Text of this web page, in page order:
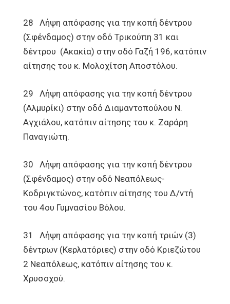
28 Λήψη απόφασης για την κοπή δέντρου
(Σφένδαμος) στην οδό Τρικούπη 31 και
δέντρου (Ακακία) στην οδό Γαζή 196, κατόπιν
αίτησης του κ. Μολοχίτση Αποστόλου.
29 Λήψη απόφασης για την κοπή δέντρου
(Αλμυρίκι) στην οδό Διαμαντοπούλου Ν.
Αγχιάλου, κατόπιν αίτησης του κ. Ζαράρη
Παναγιώτη.
30 Λήψη απόφασης για την κοπή δέντρου
(Σφένδαμος) στην οδό Νεαπόλεως-
Κοδριγκτώνος, κατόπιν αίτησης του Δ/ντή
του 4ου Γυμνασίου Βόλου.
31 Λήψη απόφασης για την κοπή τριών (3)
δέντρων (Κερλατόριες) στην οδό Κριεζώτου
2 Νεαπόλεως, κατόπιν αίτησης του κ.
Χρυσοχού.